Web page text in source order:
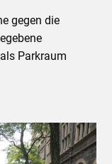
gegen die
Parkraum